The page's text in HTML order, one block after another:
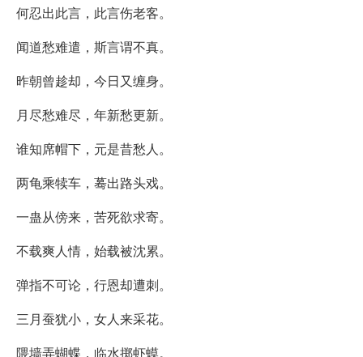
何忍出此言，此言伤老客。
闻道愁难遣，斯言谓不真。
昨朝曾趁却，今日又缠身。
月尽愁难尽，年新愁更新。
谁知席帽下，元是昔愁人。
两龟乘犊车，蓦出路头戏。
一蛊从傍来，苦死欲求寄。
不载爽人情，始载被沈累。
弹指不可论，行恩却遭刺。
三月蚕犹小，女人来采花。
隈墙弄蝴蝶，临水掷虾蟆。